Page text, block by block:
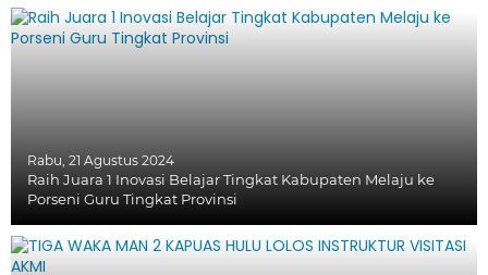
Rabu, 21 Agustus 2024
Raih Juara 1 Inovasi Belajar Tingkat Kabupaten Melaju ke
Porseni Guru Tingkat Provinsi